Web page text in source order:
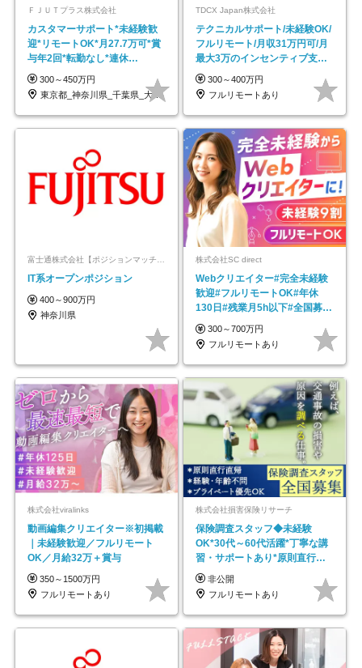
ＦＪＵＴプラス株式会社
カスタマーサポート*未経験歓
迎*リモートOK*月27.7万可*賞
与年2回*転勤なし*連休
OK/ZE010232
300～450万円
東京都_神奈川県_千葉県_大阪府_愛知県…
TDCX Japan株式会社
テクニカルサポート/未経験OK/
フルリモート/月収31万円可/月
最大3万のインセンティブ支給/
平均年齢33歳
300～400万円
フルリモートあり
富士通株式会社【ポジションマッチ登録】
IT系オープンポジション
400～900万円
神奈川県
株式会社SC direct
Webクリエイター#完全未経験
歓迎#フルリモートOK#年休
130日#残業月5h以下#全国募集
#最大1年の研修
300～700万円
フルリモートあり
株式会社viralinks
動画編集クリエイター※初掲載
｜未経験歓迎／フルリモート
OK／月給32万＋賞与
350～1500万円
フルリモートあり
株式会社損害保険リサーチ
保険調査スタッフ◆未経験
OK*30代～60代活躍*丁寧な講
習・サポートあり*原則直行直
帰／全国募集・業務委託
非公開
フルリモートあり